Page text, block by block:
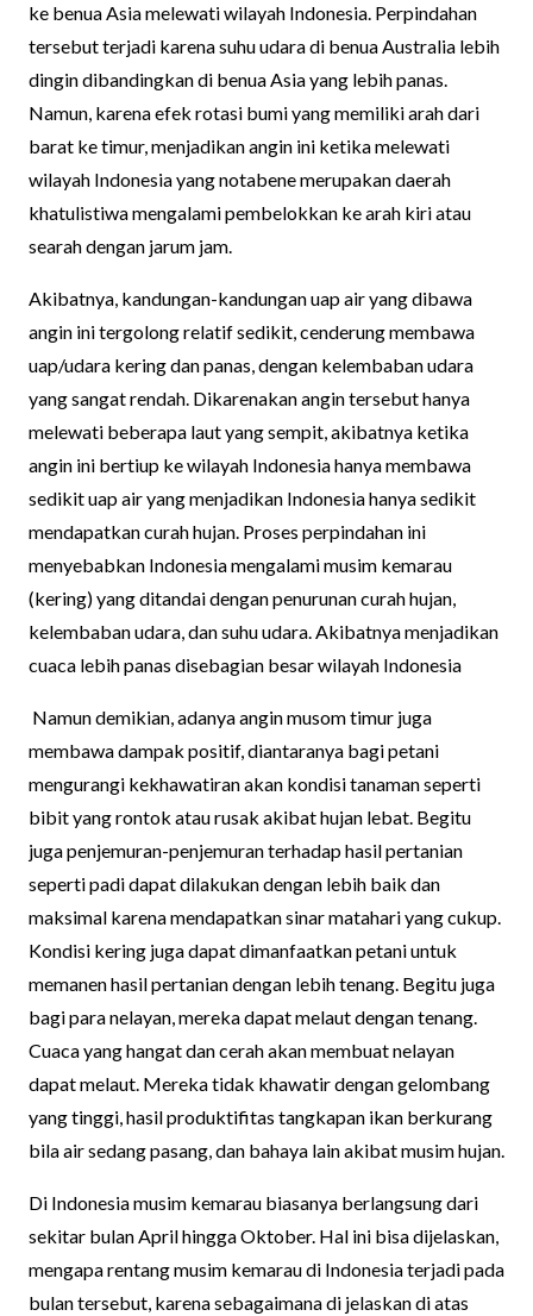
ke benua Asia melewati wilayah Indonesia. Perpindahan
tersebut terjadi karena suhu udara di benua Australia lebih
dingin dibandingkan di benua Asia yang lebih panas.
Namun, karena efek rotasi bumi yang memiliki arah dari
barat ke timur, menjadikan angin ini ketika melewati
wilayah Indonesia yang notabene merupakan daerah
khatulistiwa mengalami pembelokkan ke arah kiri atau
searah dengan jarum jam.
Akibatnya, kandungan-kandungan uap air yang dibawa
angin ini tergolong relatif sedikit, cenderung membawa
uap/udara kering dan panas, dengan kelembaban udara
yang sangat rendah. Dikarenakan angin tersebut hanya
melewati beberapa laut yang sempit, akibatnya ketika
angin ini bertiup ke wilayah Indonesia hanya membawa
sedikit uap air yang menjadikan Indonesia hanya sedikit
mendapatkan curah hujan. Proses perpindahan ini
menyebabkan Indonesia mengalami musim kemarau
(kering) yang ditandai dengan penurunan curah hujan,
kelembaban udara, dan suhu udara. Akibatnya menjadikan
cuaca lebih panas disebagian besar wilayah Indonesia
Namun demikian, adanya angin musom timur juga
membawa dampak positif, diantaranya bagi petani
mengurangi kekhawatiran akan kondisi tanaman seperti
bibit yang rontok atau rusak akibat hujan lebat. Begitu
juga penjemuran-penjemuran terhadap hasil pertanian
seperti padi dapat dilakukan dengan lebih baik dan
maksimal karena mendapatkan sinar matahari yang cukup.
Kondisi kering juga dapat dimanfaatkan petani untuk
memanen hasil pertanian dengan lebih tenang. Begitu juga
bagi para nelayan, mereka dapat melaut dengan tenang.
Cuaca yang hangat dan cerah akan membuat nelayan
dapat melaut. Mereka tidak khawatir dengan gelombang
yang tinggi, hasil produktifitas tangkapan ikan berkurang
bila air sedang pasang, dan bahaya lain akibat musim hujan.
Di Indonesia musim kemarau biasanya berlangsung dari
sekitar bulan April hingga Oktober. Hal ini bisa dijelaskan,
mengapa rentang musim kemarau di Indonesia terjadi pada
bulan tersebut, karena sebagaimana di jelaskan di atas